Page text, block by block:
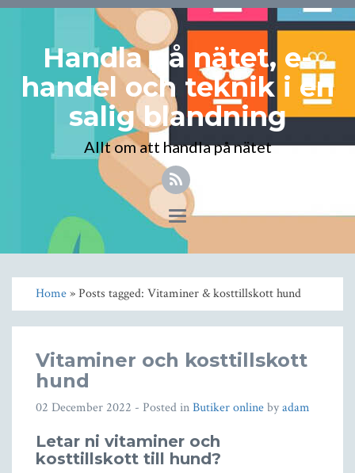
Handla på nätet, e-
handel och teknik i en
salig blandning
Allt om att handla på nätet
Toggle
navigation
Home» Posts tagged: Vitaminer & kosttillskott hund
Vitaminer och kosttillskott
hund
02 December 2022 - Posted inButiker onlinebyadam
Letar ni vitaminer och
kosttillskott till hund?